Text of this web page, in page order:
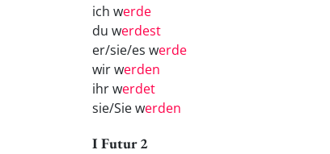
ich werde
du werdest
er/sie/es werde
wir werden
ihr werdet
sie/Sie werden
I Futur 2